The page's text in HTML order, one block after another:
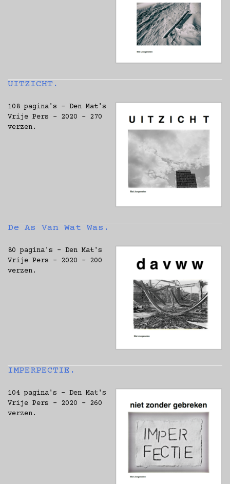
UITZICHT.
108 pagina's - Den Mat's
Vrije Pers - 2020 - 270
verzen.
De As Van Wat Was.
80 pagina's - Den Mat's
Vrije Pers - 2020 - 200
verzen.
IMPERPECTIE.
104 pagina's - Den Mat's
Vrije Pers - 2020 - 260
verzen.